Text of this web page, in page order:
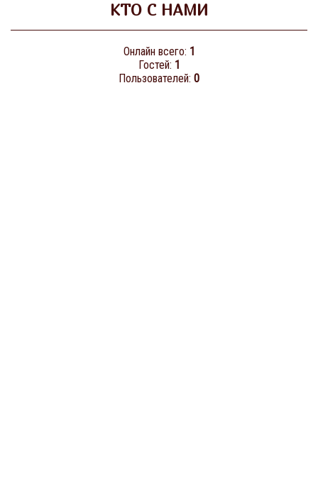
КТО С НАМИ
Онлайн всего: 1
Гостей: 1
Пользователей: 0